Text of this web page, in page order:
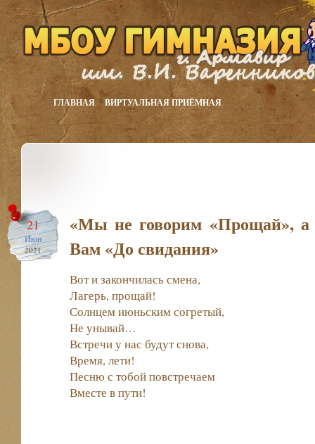
ГЛАВНАЯ ВИРТУАЛЬНАЯ ПРИЁМНАЯ
21
Июн
2021
«Мы не говорим «Прощай», а
Вам «До свидания»
Вот и закончилась смена,
Лагерь, прощай!
Солнцем июньским согретый,
Не унывай…
Встречи у нас будут снова,
Время, лети!
Песню с тобой повстречаем
Вместе в пути!